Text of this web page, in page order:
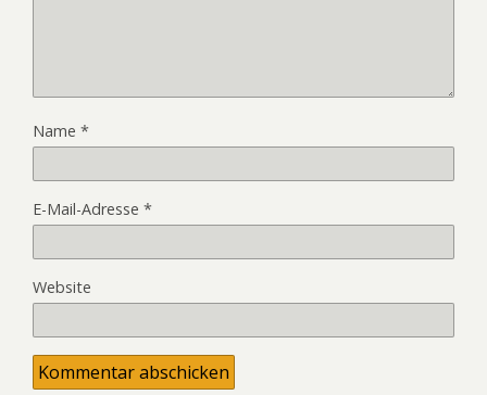
Name *
E-Mail-Adresse *
Website